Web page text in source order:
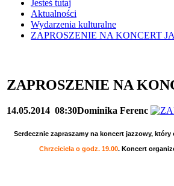
Jesteś tutaj
Aktualności
Wydarzenia kulturalne
ZAPROSZENIE NA KONCERT
ZAPROSZENIE NA
14.05.2014 08:30Dominika Ferenc
Serdecznie zapraszamy na koncert jazzowy, który
Chrzciciela o godz. 19.00. Koncert